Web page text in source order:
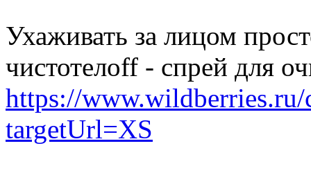
Ухаживать за лицом
чистотелоff - спрей для
https://www.wildberries.ru/
targetUrl=XS